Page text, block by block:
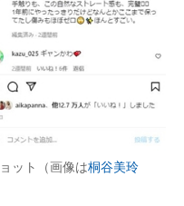
ット（画像は桐谷美玲